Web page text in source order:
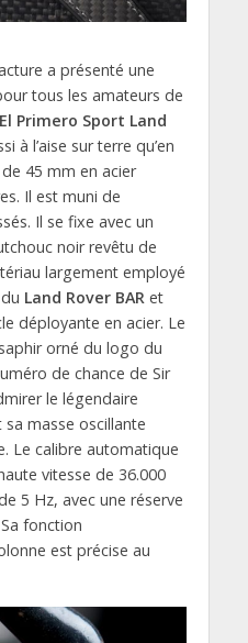
a présenté une
tous les amateurs de
Primero Sport Land
à l’aise sur terre qu’en
45 mm en acier
Il est muni de
Il se fixe avec un
noir revêtu de
largement employé
Land Rover BAR et
déployante en acier. Le
orné du logo du
de chance de Sir
le légendaire
masse oscillante
Le calibre automatique
vitesse de 36.000
5 Hz, avec une réserve
fonction
est précise au